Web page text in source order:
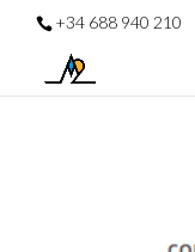
+34 688 940 210